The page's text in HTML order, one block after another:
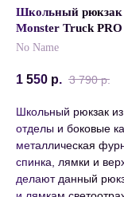
Школьный рюкзак
Monster Truck PRO
No Name
1 550 р. 3 790 р.
Школьный рюкзак
отделы и боковые
металлическая
спинка, лямки и
делают данный